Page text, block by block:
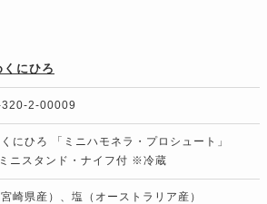
くにひろ
2-00009
にひろ 「ミニハモネラ・プロシュート」
ニスタンド・ナイフ付 ※冷蔵
崎県産）、塩（オーストラリア産）